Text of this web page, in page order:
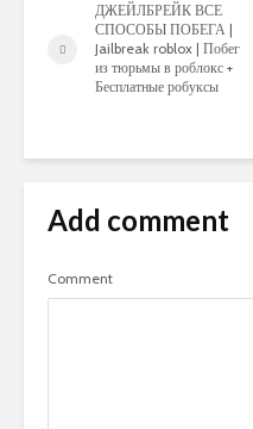
ДЖЕЙЛБРЕЙК ВСЕ
СПОСОБЫ ПОБЕГА |
Jailbreak roblox | Побег
из тюрьмы в роблокс +
Бесплатные робуксы
Add comment
Comment